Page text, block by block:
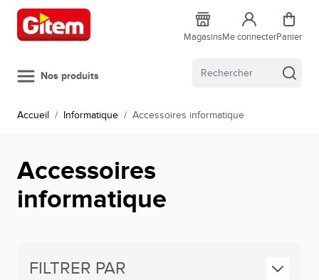
Allez au contenu
MagasinsMe connecterPanier
Nos produits
Accueil / Informatique / Accessoires informatique
Accessoires
informatique
FILTRER PAR